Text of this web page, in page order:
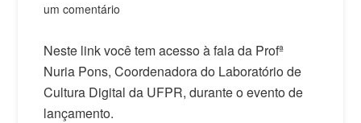
um comentário
Neste link você tem acesso à fala da Profª
Nuria Pons, Coordenadora do Laboratório de
Cultura Digital da UFPR, durante o evento de
lançamento.